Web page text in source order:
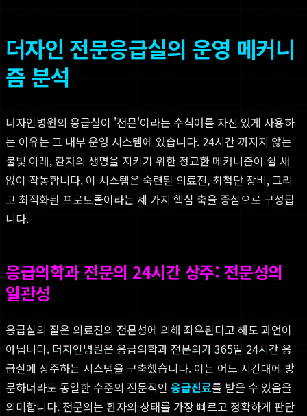
더자인 전문응급실의 운영 메커니
즘 분석
더자인병원의 응급실이 '전문'이라는 수식어를 자신 있게 사용하
는 이유는 그 내부 운영 시스템에 있습니다. 24시간 꺼지지 않는
불빛 아래, 환자의 생명을 지키기 위한 정교한 메커니즘이 쉴 새
없이 작동합니다. 이 시스템은 숙련된 의료진, 최첨단 장비, 그리
고 최적화된 프로토콜이라는 세 가지 핵심 축을 중심으로 구성됩
니다.
응급의학과 전문의 24시간 상주: 전문성의
일관성
응급실의 질은 의료진의 전문성에 의해 좌우된다고 해도 과언이
아닙니다. 더자인병원은 응급의학과 전문의가 365일 24시간 응
급실에 상주하는 시스템을 구축했습니다. 이는 어느 시간대에 방
문하더라도 동일한 수준의 전문적인 응급진료를 받을 수 있음을
의미합니다. 전문의는 환자의 상태를 가장 빠르고 정확하게 판단